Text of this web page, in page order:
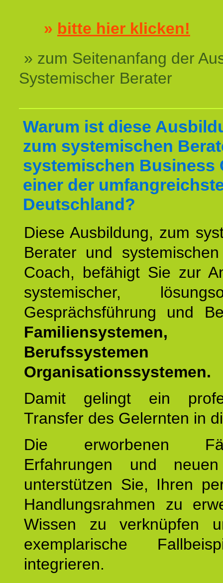
» bitte hier klicken!
» zum Seitenanfang der
Systemischer Berater
Warum ist diese
zum systemischen
systemischen Business
einer der
Deutschland?
Diese Ausbildung, zum
Berater und
Coach, befähigt Sie zur
systemischer,
Gesprächsführung und
Familiensystemen,
Organisationssystemen.
Damit gelingt ein
Transfer des Gelernten in
Die erworbenen
Erfahrungen und
unterstützen Sie, Ihren
Handlungsrahmen zu
Wissen zu verknüpfen
exemplarische
integrieren.